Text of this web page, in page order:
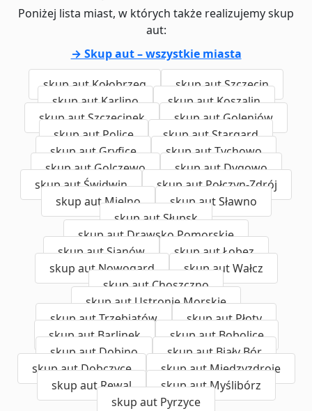
Poniżej lista miast, w których także realizujemy skup
aut:
→ Skup aut – wszystkie miasta
skup aut Kołobrzeg
skup aut Szczecin
skup aut Karlino
skup aut Koszalin
skup aut Szczecinek
skup aut Goleniów
skup aut Police
skup aut Stargard
skup aut Gryfice
skup aut Tychowo
skup aut Golczewo
skup aut Dygowo
skup aut Świdwin
skup aut Połczyn-Zdrój
skup aut Mielno
skup aut Sławno
skup aut Słupsk
skup aut Drawsko Pomorskie
skup aut Sianów
skup aut Łobez
skup aut Nowogard
skup aut Wałcz
skup aut Choszczno
skup aut Ustronie Morskie
skup aut Trzebiatów
skup aut Płoty
skup aut Barlinek
skup aut Bobolice
skup aut Dobino
skup aut Biały Bór
skup aut Dobczyce
skup aut Międzyzdroje
skup aut Rewal
skup aut Myślibórz
skup aut Pyrzyce